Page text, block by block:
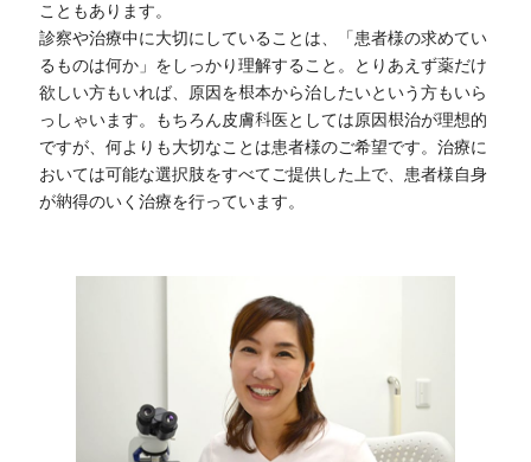
こともあります。
診察や治療中に大切にしていることは、「患者様の求めてい
るものは何か」をしっかり理解すること。とりあえず薬だけ
欲しい方もいれば、原因を根本から治したいという方もいら
っしゃいます。もちろん皮膚科医としては原因根治が理想的
ですが、何よりも大切なことは患者様のご希望です。治療に
おいては可能な選択肢をすべてご提供した上で、患者様自身
が納得のいく治療を行っています。